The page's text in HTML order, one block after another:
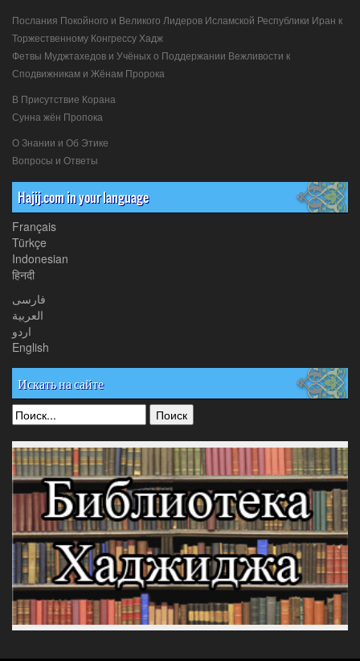
Послания Покойного и Великого Лидеров Исламской Республики Иран к
Торжественному Конгрессу Хадж
Фетвы Муджтахедов и Учёных о Поддержании Вежливости к
Сподвижникам и Жёнам Пророка
В Присутствие Корана
Сунна жён Пропока
О Знании и Об Этике
Вопросы и Ответы
Hajij.com in your language
Français
Türkçe
Indonesian
हिनदी
فارسی
العربیة
اردو
English
Искать на сайте